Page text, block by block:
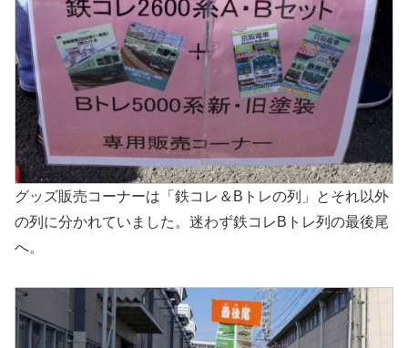
グッズ販売コーナーは「鉄コレ＆Bトレの列」とそれ以外
の列に分かれていました。迷わず鉄コレBトレ列の最後尾
へ。